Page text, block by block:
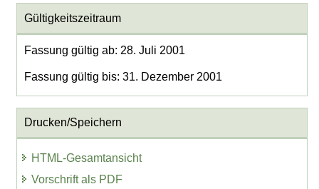
Gültigkeitszeitraum
Fassung gültig ab: 28. Juli 2001
Fassung gültig bis: 31. Dezember 2001
Drucken/Speichern
HTML-Gesamtansicht
Vorschrift als PDF